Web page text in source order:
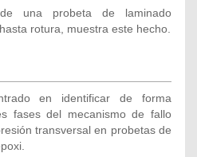
una probeta de laminado
rotura, muestra este hecho.
en identificar de forma
fases del mecanismo de fallo
transversal en probetas de